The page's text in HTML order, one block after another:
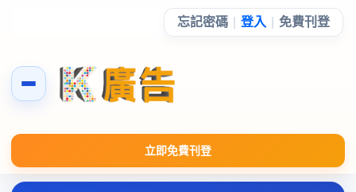
立即免費刊登
忘記密碼 登入 免費刊登